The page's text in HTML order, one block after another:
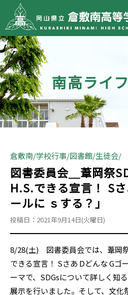
南高ライ
倉敷南 学校行事 図書館 生徒会
図書委員会＿葦岡祭
H.S.できる宣言！ S
ールに ｓする？」
投稿日：2021年9月14日(火曜日)
8/28(土) 図書委員会では、葦岡
できる宣言！ Sさあ Dどんな Gゴ
ーマで、SDGsについて詳しく知
展示を行いました。そして、文化